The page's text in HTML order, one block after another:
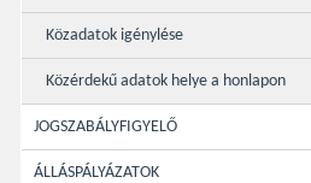
Közadatok igénylése
Közérdekű adatok helye a honlapon
JOGSZABÁLYFIGYELŐ
ÁLLÁSPÁLYÁZATOK